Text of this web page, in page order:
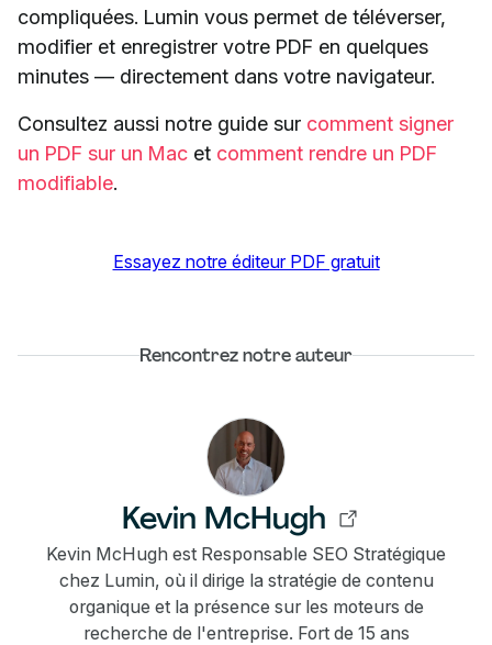
compliquées. Lumin vous permet de téléverser,
modifier et enregistrer votre PDF en quelques
minutes — directement dans votre navigateur.
Consultez aussi notre guide sur comment signer
un PDF sur un Mac et comment rendre un PDF
modifiable.
Essayez notre éditeur PDF gratuit
Rencontrez notre auteur
Kevin McHugh
Kevin McHugh est Responsable SEO Stratégique
chez Lumin, où il dirige la stratégie de contenu
organique et la présence sur les moteurs de
recherche de l'entreprise. Fort de 15 ans